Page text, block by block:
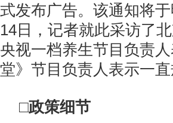
式发布广告。该通知将
14日，记者就此采访了
央视一档养生节目负责
堂》节目负责人表示一
□政策细节